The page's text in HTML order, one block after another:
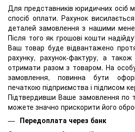
Для представників юридичних осіб
спосіб оплати. Рахунок
деталей замовлення з нашими
Після того як грошові кошти
Ваш товар буде відвантажено
рахунку, рахунок-фактуру, а
отримати разом з товаром. На
замовлення, повинна бути
печаткою підприємства і підписом
Підтвердивши Ваше замовлення по
можете значно прискорити його
Передоплата через банк